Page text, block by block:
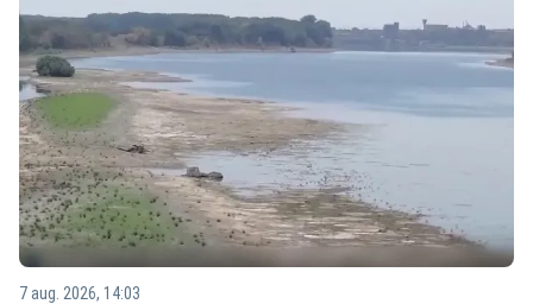
7 aug. 2026, 14:03